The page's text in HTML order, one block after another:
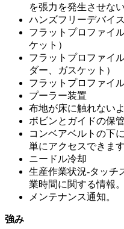
を張力を発生させな
ハンズフリーデバイス
フラットプロファイ
ケット）
フラットプロファイ
ダー、ガスケット）
フラットプロファイ
プーラー装置
布地が床に触れない
ボビンとガイドの保管
コンベアベルトの下
単にアクセスできます
ニードル冷却
生産作業状況-タッチ
業時間に関する情報。
メンテナンス通知。
強み